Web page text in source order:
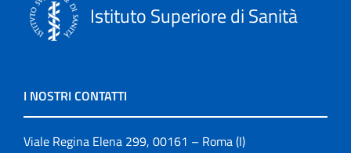
Istituto Superiore di Sanità
I NOSTRI CONTATTI
Viale Regina Elena 299, 00161 – Roma (I)